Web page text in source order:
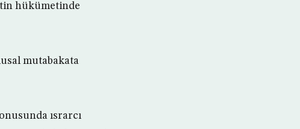
hükümetinde
mutabakata
ısrarcı